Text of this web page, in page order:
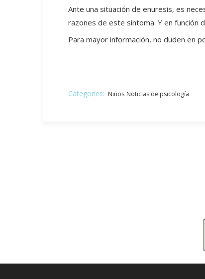
Ante una situación de enuresis, es
razones de este síntoma. Y en función
Para mayor información, no duden en
Categories: Niños Noticias de psicología